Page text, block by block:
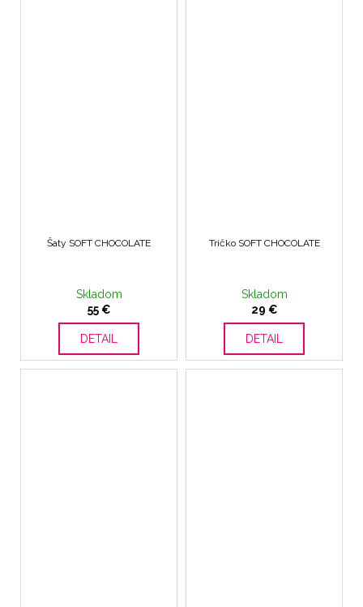
Šaty SOFT CHOCOLATE
Skladom
55 €
DETAIL
Tričko SOFT CHOCOLATE
Skladom
29 €
DETAIL